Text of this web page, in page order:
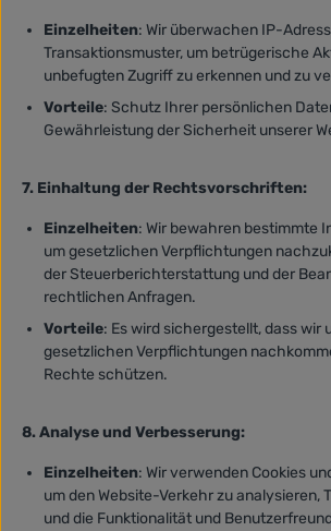
Einzelheiten: Wir überwachen IP-
Transaktionsmuster, um betrügerische
unbefugten Zugriff zu erkennen und zu
Vorteile: Schutz Ihrer persönlichen
Gewährleistung der Sicherheit unserer
7. Einhaltung der Rechtsvorschriften:
Einzelheiten: Wir bewahren bestimmte
um gesetzlichen Verpflichtungen
der Steuerberichterstattung und der
rechtlichen Anfragen.
Vorteile: Es wird sichergestellt, dass wir
gesetzlichen Verpflichtungen
Rechte schützen.
8. Analyse und Verbesserung:
Einzelheiten: Wir verwenden Cookies
um den Website-Verkehr zu analysieren,
und die Funktionalität und